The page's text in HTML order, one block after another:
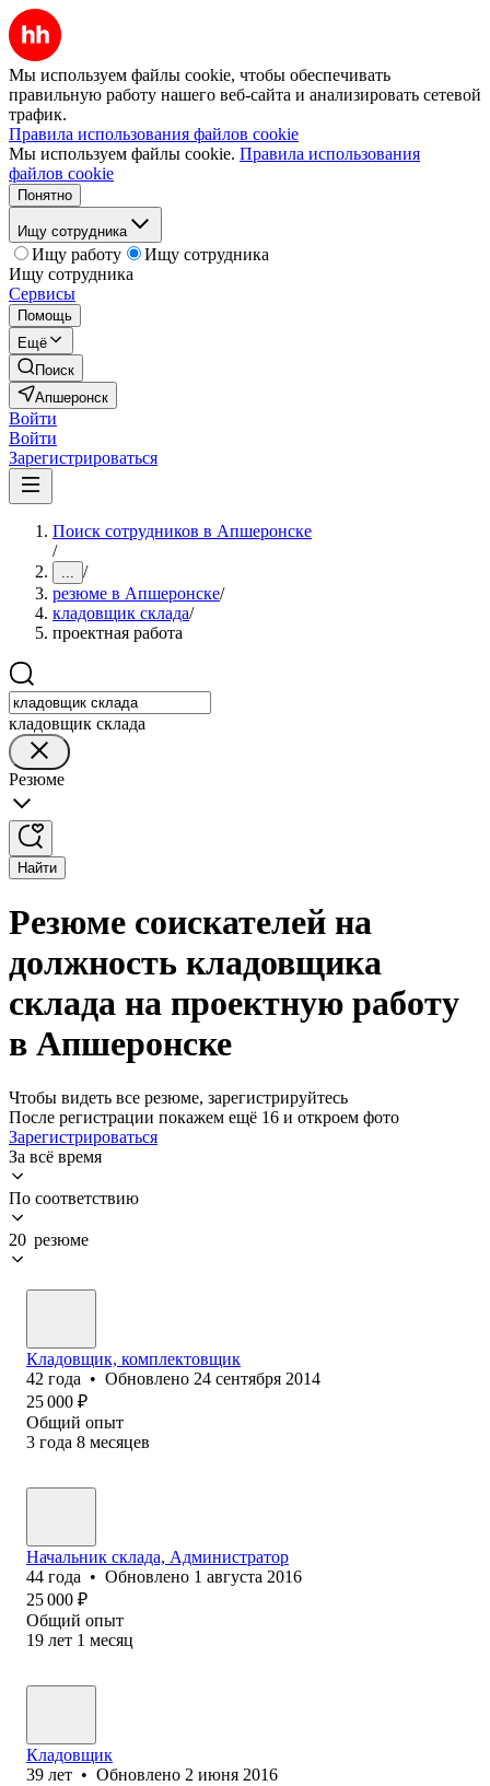
Мы используем файлы cookie, чтобы обеспечивать
правильную работу нашего веб-сайта и анализировать сетевой
трафик.
Правила использования файлов cookie
Мы используем файлы cookie. Правила использования
файлов cookie
Понятно
Ищу сотрудника
Ищу работу
Ищу сотрудника
Ищу сотрудника
Сервисы
Помощь
Ещё
Поиск
Апшеронск
Войти
Войти
Зарегистрироваться
Поиск сотрудников в Апшеронске
/
... /
резюме в Апшеронске/
кладовщик склада/
проектная работа
кладовщик склада
Резюме
Найти
Резюме соискателей на
должность кладовщика
склада на проектную работу
в Апшеронске
Чтобы видеть все резюме, зарегистрируйтесь
После регистрации покажем ещё 16 и откроем фото
Зарегистрироваться
За всё время
По соответствию
20 резюме
Кладовщик, комплектовщик
42 года • Обновлено 24 сентября 2014
25 000 ₽
Общий опыт
3 года 8 месяцев
Начальник склада, Администратор
44 года • Обновлено 1 августа 2016
25 000 ₽
Общий опыт
19 лет 1 месяц
Кладовщик
39 лет • Обновлено 2 июня 2016